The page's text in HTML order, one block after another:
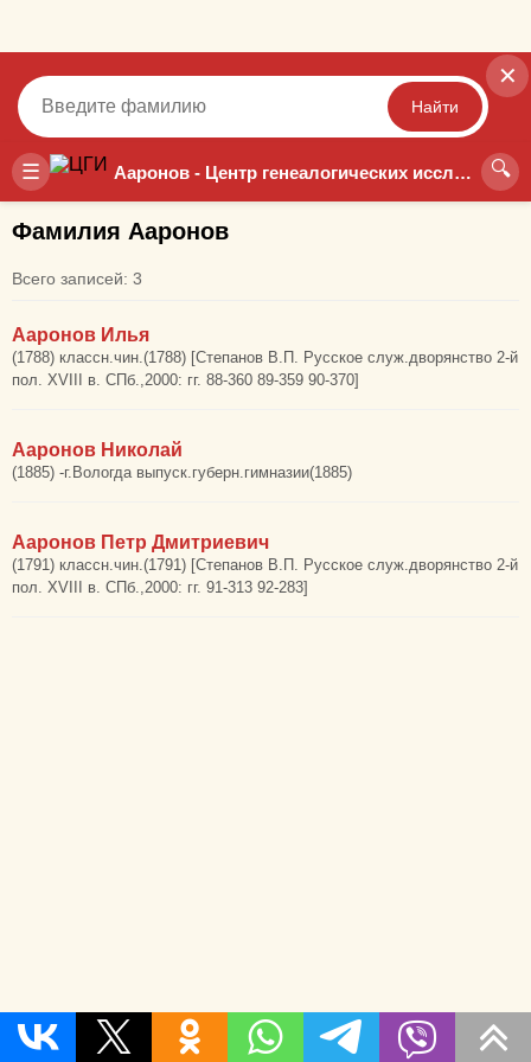
☰ Ааронов - Центр генеалогических исследований 🔍
✕
Найти
Точный Неточный
Фамилия Ааронов
Всего записей: 3
Ааронов Илья
(1788) классн.чин.(1788) [Степанов В.П. Русское служ.дворянство 2-й
пол. XVIII в. СПб.,2000: гг. 88-360 89-359 90-370]
Ааронов Николай
(1885) -г.Вологда выпуск.губерн.гимназии(1885)
Ааронов Петр Дмитриевич
(1791) классн.чин.(1791) [Степанов В.П. Русское служ.дворянство 2-й
пол. XVIII в. СПб.,2000: гг. 91-313 92-283]